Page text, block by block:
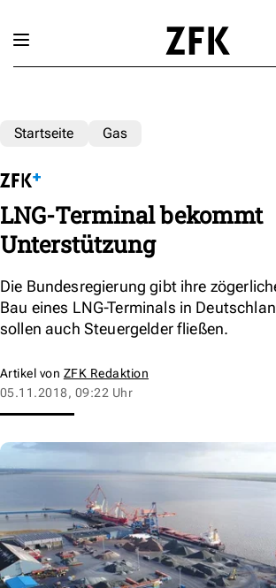
Startseite Gas
LNG-Terminal bekommt
Unterstützung
Die Bundesregierung gibt ihre
Bau eines LNG-Terminals in
sollen auch Steuergelder fließen.
Artikel von ZFK Redaktion
05.11.2018, 09:22 Uhr